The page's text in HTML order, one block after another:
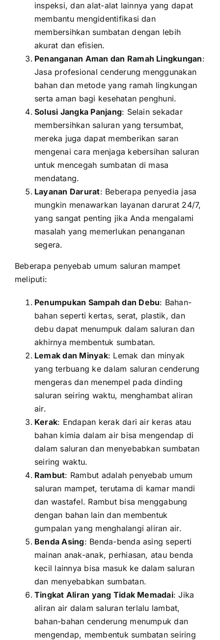
inspeksi, dan alat-alat lainnya yang dapat
membantu mengidentifikasi dan
membersihkan sumbatan dengan lebih
akurat dan efisien.
Penanganan Aman dan Ramah Lingkungan:
Jasa profesional cenderung menggunakan
bahan dan metode yang ramah lingkungan
serta aman bagi kesehatan penghuni.
Solusi Jangka Panjang: Selain sekadar
membersihkan saluran yang tersumbat,
mereka juga dapat memberikan saran
mengenai cara menjaga kebersihan saluran
untuk mencegah sumbatan di masa
mendatang.
Layanan Darurat: Beberapa penyedia jasa
mungkin menawarkan layanan darurat 24/7,
yang sangat penting jika Anda mengalami
masalah yang memerlukan penanganan
segera.
Beberapa penyebab umum saluran mampet
meliputi:
Penumpukan Sampah dan Debu: Bahan-
bahan seperti kertas, serat, plastik, dan
debu dapat menumpuk dalam saluran dan
akhirnya membentuk sumbatan.
Lemak dan Minyak: Lemak dan minyak
yang terbuang ke dalam saluran cenderung
mengeras dan menempel pada dinding
saluran seiring waktu, menghambat aliran
air.
Kerak: Endapan kerak dari air keras atau
bahan kimia dalam air bisa mengendap di
dalam saluran dan menyebabkan sumbatan
seiring waktu.
Rambut: Rambut adalah penyebab umum
saluran mampet, terutama di kamar mandi
dan wastafel. Rambut bisa menggabung
dengan bahan lain dan membentuk
gumpalan yang menghalangi aliran air.
Benda Asing: Benda-benda asing seperti
mainan anak-anak, perhiasan, atau benda
kecil lainnya bisa masuk ke dalam saluran
dan menyebabkan sumbatan.
Tingkat Aliran yang Tidak Memadai: Jika
aliran air dalam saluran terlalu lambat,
bahan-bahan cenderung menumpuk dan
mengendap, membentuk sumbatan seiring